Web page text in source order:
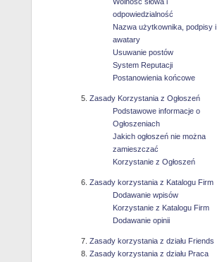
odpowiedzialność
Nazwa użytkownika, podpisy i
awatary
Usuwanie postów
System Reputacji
Postanowienia końcowe
Zasady Korzystania z Ogłoszeń
Podstawowe informacje o
Ogłoszeniach
Jakich ogłoszeń nie można
zamieszczać
Korzystanie z Ogłoszeń
Zasady korzystania z Katalogu Firm
Dodawanie wpisów
Korzystanie z Katalogu Firm
Dodawanie opinii
Zasady korzystania z działu Friends
Zasady korzystania z działu Praca